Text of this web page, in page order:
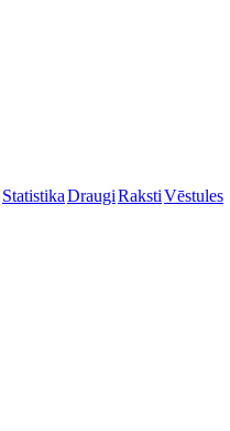
StatistikaDraugiRakstiVēstules